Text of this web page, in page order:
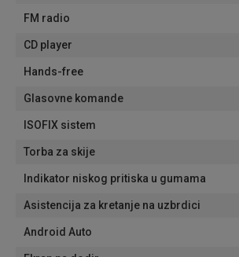
FM radio
CD player
Hands-free
Glasovne komande
ISOFIX sistem
Torba za skije
Indikator niskog pritiska u gumama
Asistencija za kretanje na uzbrdici
Android Auto